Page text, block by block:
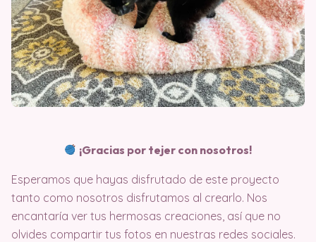
¡Gracias por tejer con nosotros!
Esperamos que hayas disfrutado de este proyecto
tanto como nosotros disfrutamos al crearlo. Nos
encantaría ver tus hermosas creaciones, así que no
olvides compartir tus fotos en nuestras redes sociales.